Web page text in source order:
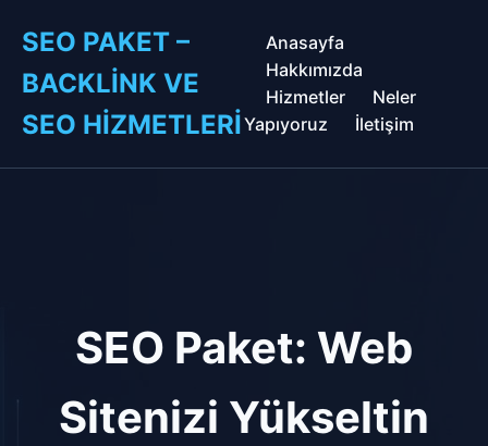
SEO PAKET –
BACKLINK VE
SEO HIZMETLERI
Anasayfa
Hakkımızda
Hizmetler
Neler
Yapıyoruz
İletişim
SEO Paket: Web
Sitenizi Yükseltin